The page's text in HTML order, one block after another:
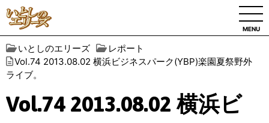
MENU
いとしのエリーズ
レポート
Vol.74 2013.08.02 横浜ビジネスパーク(YBP)楽園夏祭野外
ライブ。
Vol.74 2013.08.02 横浜ビ